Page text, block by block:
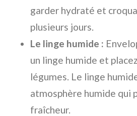
garder hydraté et
plusieurs jours.
Le linge humide :
un linge humide et
légumes. Le linge
atmosphère humide qui
fraîcheur.